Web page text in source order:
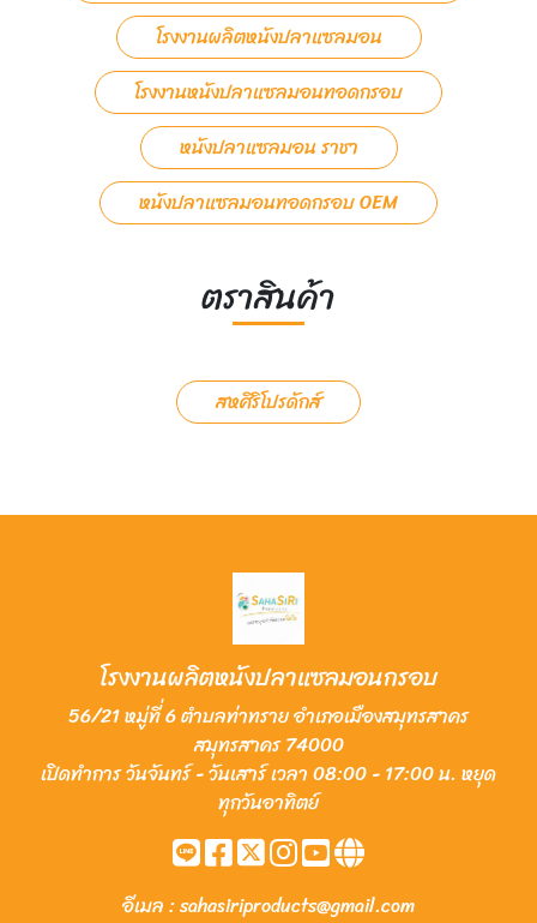
โรงงานผลิตหนังปลาแซลมอน
โรงงานหนังปลาแซลมอนทอดกรอบ
หนังปลาแซลมอน ราชา
หนังปลาแซลมอนทอดกรอบ OEM
ตราสินค้า
สหศิริโปรดักส์
โรงงานผลิตหนังปลาแซลมอนกรอบ
56/21 หมู่ที่ 6 ตำบลท่าทราย อำเภอเมืองสมุทรสาคร
สมุทรสาคร 74000
เปิดทำการ วันจันทร์ - วันเสาร์ เวลา 08:00 - 17:00 น. หยุด
ทุกวันอาทิตย์
อีเมล :sahasiriproducts@gmail.com